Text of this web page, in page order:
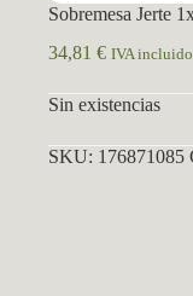
Sobremesa Jerte
34,81 € IVA incluido
Sin existencias
SKU: 176871085